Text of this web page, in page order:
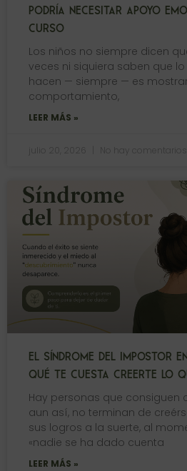
PODRÍA NECESITAR APOYO
CURSO
Los niños no siempre dicen
veces ni siquiera saben que
hacen — siempre — es
comportamiento,
LEER MÁS »
No hay comentarios
EL SÍNDROME DEL IMPOSTOR
QUÉ TE CUESTA CREERTE LO
Hay personas que consiguen
aun así, no terminan de
sus logros a la suerte, al
«nadie se ha dado cuenta
LEER MÁS »